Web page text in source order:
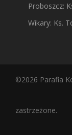
Proboszcz:
Wikary: Ks.
©2026 Parafia
zastrzeżone.